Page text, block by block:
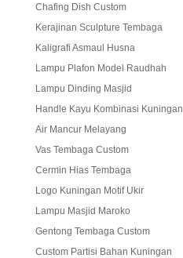
Chafing Dish Custom
Kerajinan Sculpture Tembaga
Kaligrafi Asmaul Husna
Lampu Plafon Model Raudhah
Lampu Dinding Masjid
Handle Kayu Kombinasi Kuningan
Air Mancur Melayang
Vas Tembaga Custom
Cermin Hias Tembaga
Logo Kuningan Motif Ukir
Lampu Masjid Maroko
Gentong Tembaga Custom
Custom Partisi Bahan Kuningan